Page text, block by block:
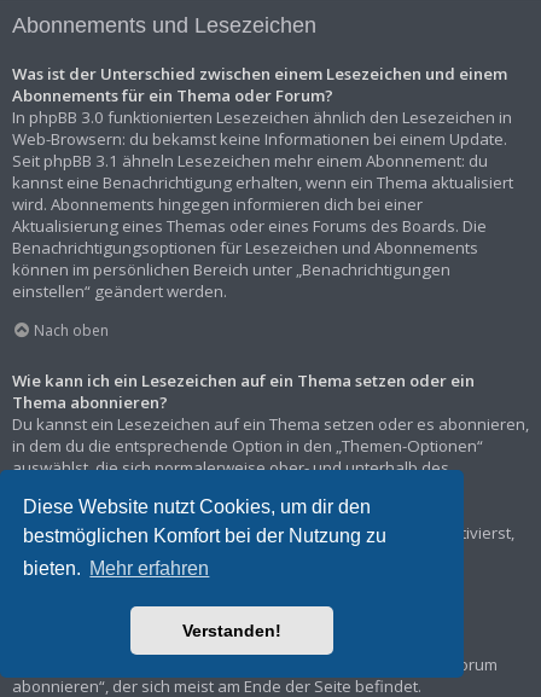
Diese Website nutzt Cookies, um dir den
bestmöglichen Komfort bei der Nutzung zu
bieten. Mehr erfahren
Verstanden!
Abonnements und Lesezeichen
Was ist der Unterschied zwischen einem Lesezeichen und einem
Abonnements für ein Thema oder Forum?
In phpBB 3.0 funktionierten Lesezeichen ähnlich den Lesezeichen in
Web-Browsern: du bekamst keine Informationen bei einem Update.
Seit phpBB 3.1 ähneln Lesezeichen mehr einem Abonnement: du
kannst eine Benachrichtigung erhalten, wenn ein Thema aktualisiert
wird. Abonnements hingegen informieren dich bei einer
Aktualisierung eines Themas oder eines Forums des Boards. Die
Benachrichtigungsoptionen für Lesezeichen und Abonnements
können im persönlichen Bereich unter „Benachrichtigungen
einstellen“ geändert werden.
Nach oben
Wie kann ich ein Lesezeichen auf ein Thema setzen oder ein
Thema abonnieren?
Du kannst ein Lesezeichen auf ein Thema setzen oder es abonnieren,
in dem du die entsprechende Option in den „Themen-Optionen“
auswählst, die sich normalerweise ober- und unterhalb des
Wenn du bei der Antwort auf ein Thema die Option „Mich
benachrichtigen, sobald eine Antwort geschrieben wurde“ aktivierst,
Wie kann ich ein Forum abonnieren?
Um ein Forum zu abonnieren, verwende im Forum den Link „Forum
abonnieren“, der sich meist am Ende der Seite befindet.